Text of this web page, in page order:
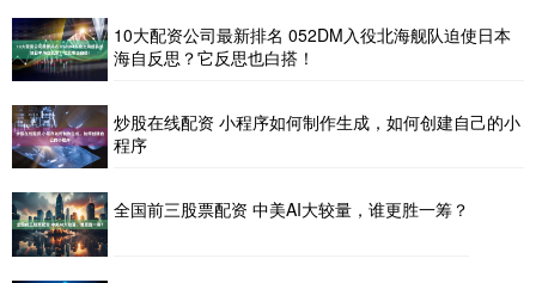
10大配资公司最新排名 052DM入役北海舰队迫使日本
海自反思？它反思也白搭！
炒股在线配资 小程序如何制作生成，如何创建自己的小
程序
全国前三股票配资 中美AI大较量，谁更胜一筹？